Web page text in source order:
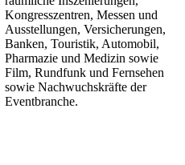
Kongresszentren, Messen und
Ausstellungen, Versicherungen,
Banken, Touristik, Automobil,
Pharmazie und Medizin sowie
Film, Rundfunk und Fernsehen
sowie Nachwuchskräfte der
Eventbranche.